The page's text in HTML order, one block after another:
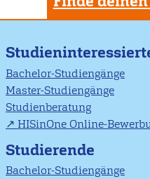
Bachelor-Studiengänge
Master-Studiengänge
Studienberatung
HISinOne Online-
Studierende
Bachelor-Studiengänge